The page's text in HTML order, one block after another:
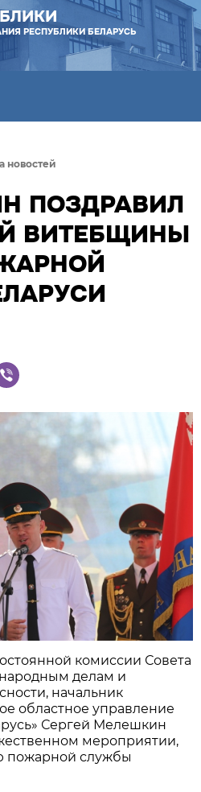
РЕСПУБЛИКИ БЕЛАРУСЬ
новостей
ПОЗДРАВИЛ
ВИТЕБЩИНЫ
комиссии Совета
делам и
начальник
областное управление
Сергей Мелешкин
мероприятии,
пожарной службы